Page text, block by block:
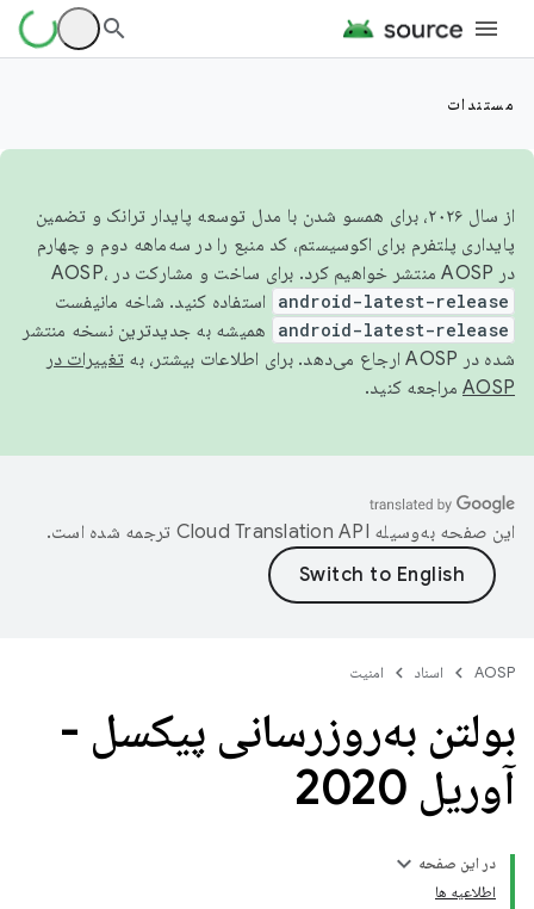
مستندات
از سال ۲۰۲۶، برای همسو شدن با مدل توسعه پایدار ترانک و تضمین
پایداری پلتفرم برای اکوسیستم، کد منبع را در سه‌ماهه دوم و چهارم
در AOSP منتشر خواهیم کرد. برای ساخت و مشارکت در AOSP،
android-latest-release استفاده کنید. شاخه مانیفست
android-latest-release
همیشه به جدیدترین نسخه منتشر
شده در AOSP ارجاع می‌دهد. برای اطلاعات بیشتر، به
تغییرات در
AOSP مراجعه کنید.
این صفحه به‌وسیله ترجمه شده است.
AOSP اسناد امنیت
بولتن به‌روزرسانی پیکسل -
آوریل 2020
در این صفحه
اطلاعیه ها